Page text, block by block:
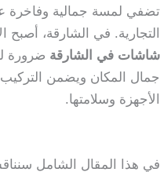
تضفي لمسة جمالية وفاخرة
التجارية. في الشارقة، أصبح
شاشات في الشارقة ضرورة
جمال المكان ويضمن
الأجهزة وسلامتها.
في هذا المقال الشامل